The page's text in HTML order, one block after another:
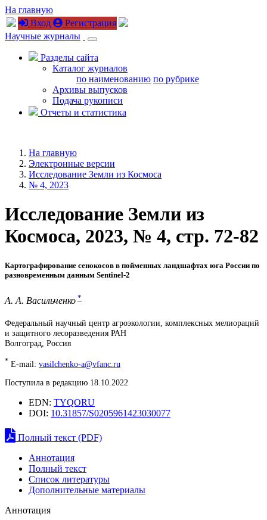
На главную
Вход
Регистрация
Научные журналы
Разделы сайта
Каталог журналов
по наименованию по рубрике
Архивы выпусков
Подача рукописи
Отчеты и статистика
На главную
Электронные версии
Исследование Земли из Космоса
№ 4, 2023
Исследование Земли из
Космоса, 2023, № 4, стр. 72-82
Картографирование сенокосов в пойменных ландшафтах юга России по
разновременным данным Sentinel-2
А. А. Васильченко *
Федеральный научный центр агроэкологии, комплексных мелиораций
и защитного лесоразведения РАН
Волгоград, Россия
* E-mail: vasilchenko-a@vfanc.ru
Поступила в редакцию 18.10.2022
EDN: TYQORU
DOI: 10.31857/S0205961423030077
Полный текст (PDF)
Аннотация
Полный текст
Список литературы
Дополнительные материалы
Аннотация